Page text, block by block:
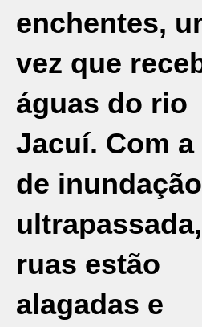
enchentes,
vez que
águas do rio
Jacuí. Com
de
ruas estão
alagadas e